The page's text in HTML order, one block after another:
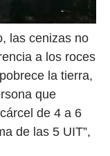
las cenizas no
a los roces
la tierra,
que
de 4 a 6
de las 5 UIT”,